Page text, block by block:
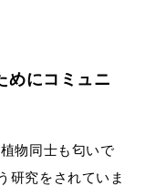
めにコミュニ
物同士も匂いで
研究をされていま